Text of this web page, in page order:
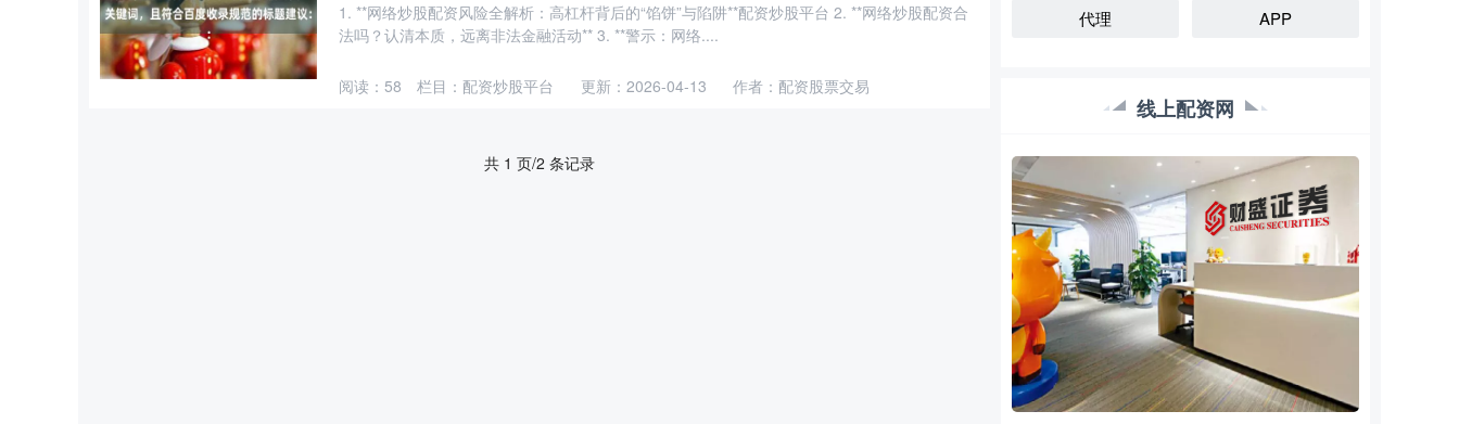
1. **网络炒股配资风险全解析：高杠杆背后的“馅饼”与陷阱**配资炒股平台 2. **网络炒股配资合
法吗？认清本质，远离非法金融活动** 3. **警示：网络....
更新：2026-04-13 作者：配资股票交易
阅读： 58 栏目： 配资炒股平台
共 1 页/2 条记录
代理 APP
线上配资网